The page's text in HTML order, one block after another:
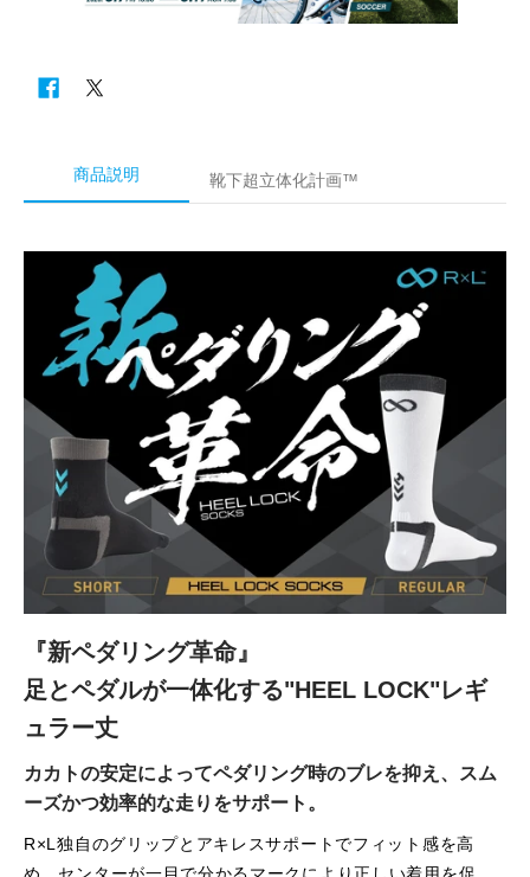
商品説明 靴下超立体化計画™
『新ペダリング革命』
足とペダルが一体化する"HEEL LOCK"レギ
ュラー丈
カカトの安定によってペダリング時のブレを抑え、スム
ーズかつ効率的な走りをサポート。
R×L独自のグリップとアキレスサポートでフィット感を高